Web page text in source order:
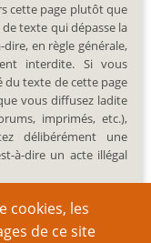
cookies, les
de ce site
cette page plutôt que
texte qui dépasse la
dire, en règle générale,
interdite. Si vous
du texte de cette page
vous diffusez ladite
imprimés, etc.),
délibérément une
à-dire un acte illégal